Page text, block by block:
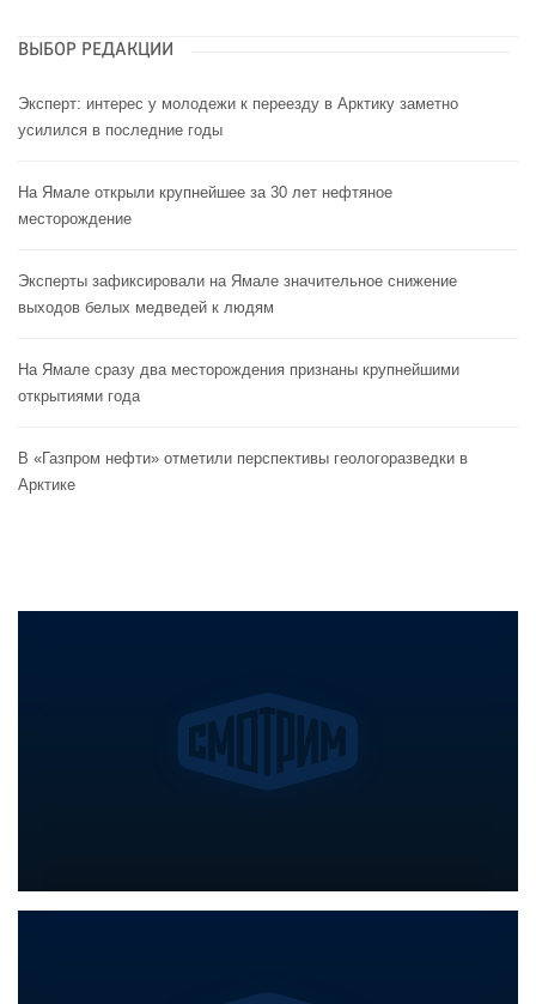
ВЫБОР РЕДАКЦИИ
Эксперт: интерес у молодежи к переезду в Арктику заметно
усилился в последние годы
На Ямале открыли крупнейшее за 30 лет нефтяное
месторождение
Эксперты зафиксировали на Ямале значительное снижение
выходов белых медведей к людям
На Ямале сразу два месторождения признаны крупнейшими
открытиями года
В «Газпром нефти» отметили перспективы геологоразведки в
Арктике